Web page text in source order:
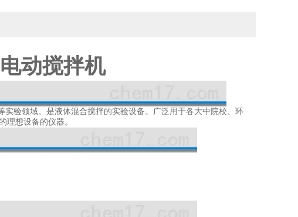
动搅拌机
验领域。是液体混合搅拌的实验设备。广泛用于各大中院校、环
理想设备的仪器。